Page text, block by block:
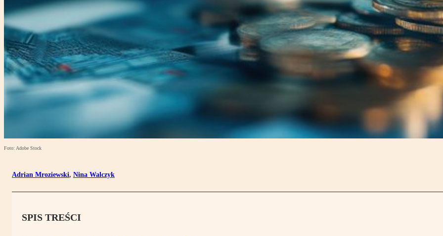
Foto: Adobe Stock
Adrian Mroziewski, Nina Walczyk
SPIS TREŚCI